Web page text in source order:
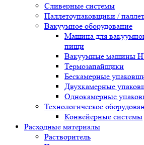
Сливерные системы
Паллетоупаковщики /
Вакуумное оборудование
Машина для
пищи
Вакуумные машины
Термозапайщики
Бескамерные
Двухкамерные
Однокамерные
Технологическое
Конвейерные системы
Расходные материалы
Растворитель